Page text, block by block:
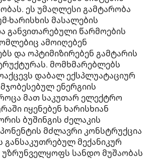
ეს უმაღლესი გამტარობა
ხარისხის მასალების
განვითარებული წარმოების
ამოიღებენ
და ოპტიმიზირებენ გამტარის
მომხმარებლებს
დაბალ ექსპლუატაციურ
ენერგიის
მათ საკუთარ ელექტრო
იყენებენ ხარისხიან
ბუშინგის ძელაკის
მძლავრი კონსტრუქცია
მექანიკურ
უზრუნველყოფს სანდო მუშაობას